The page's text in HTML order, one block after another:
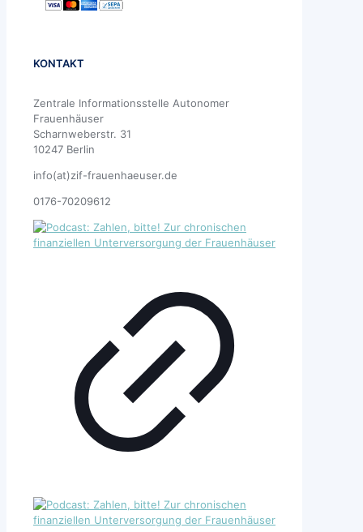
KONTAKT
Zentrale Informationsstelle Autonomer
Frauenhäuser
Scharnweberstr. 31
10247 Berlin
info(at)zif-frauenhaeuser.de
0176-70209612